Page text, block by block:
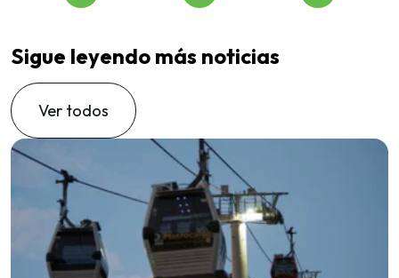
Sigue leyendo más noticias
Ver todos